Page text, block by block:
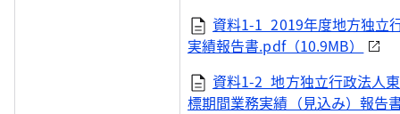
資料1-1_2019年度地方独立
実績報告書.pdf（10.9MB）
資料1-2_地方独立行政法人
標期間業務実績（見込み）報告